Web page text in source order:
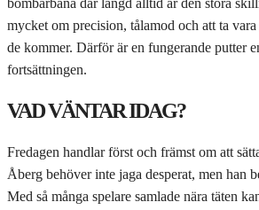
bombarbana där längd alltid är den stora
mycket om precision, tålamod och att ta
de kommer. Därför är en fungerande putter
fortsättningen.
VAD VÄNTAR IDAG?
Fredagen handlar först och främst om att
Åberg behöver inte jaga desperat, men han
Med så många spelare samlade nära täten